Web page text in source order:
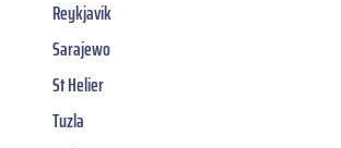
Reykjavik
Sarajewo
St Helier
Tuzla